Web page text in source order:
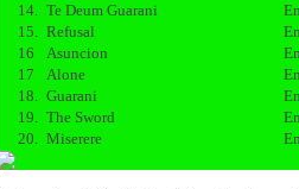
14. Te Deum Guarani
15. Refusal
16
Asuncion
17
Alone
18. Guarani
19. The Sword
20. Miserere